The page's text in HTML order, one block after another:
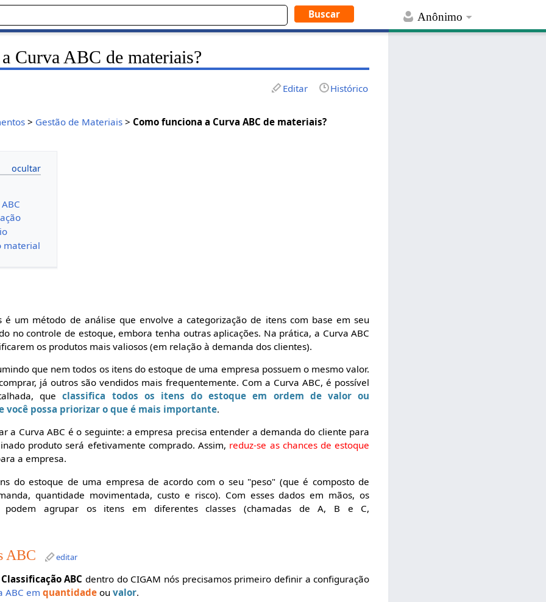
Anônimo
Curva ABC de materiais?
Editar Histórico
> Gestão de Materiais > Como funciona a Curva ABC de materiais?
material
é um método de análise que envolve a categorização de itens com base em seu
no controle de estoque, embora tenha outras aplicações. Na prática, a Curva ABC
os produtos mais valiosos (em relação à demanda dos clientes).
que nem todos os itens do estoque de uma empresa possuem o mesmo valor.
já outros são vendidos mais frequentemente. Com a Curva ABC, é possível
queclassifica todos os itens do estoque em ordem de valor ou
você possa priorizar o que é mais importante.
a Curva ABC é o seguinte: a empresa precisa entender a demanda do cliente para
produto será efetivamente comprado. Assim, reduz-se as chances de estoque
a empresa.
do estoque de uma empresa de acordo com o seu "peso" (que é composto de
quantidade movimentada, custo e risco). Com esses dados em mãos, os
podem agrupar os itens em diferentes classes (chamadas de A, B e C,
ABC editar
Classificação ABC dentro do CIGAM nós precisamos primeiro definir a configuração
ABC em quantidade ouvalor.